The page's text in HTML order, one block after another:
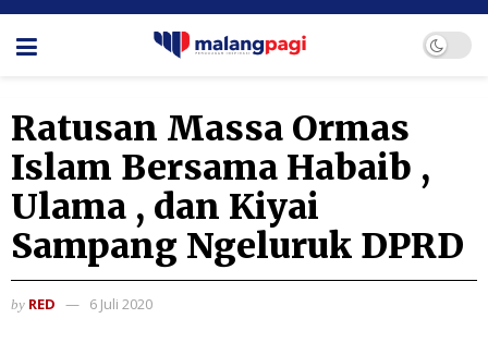
Ratusan Massa Ormas
Islam Bersama Habaib ,
Ulama , dan Kiyai
Sampang Ngeluruk DPRD
by RED 6 Juli 2020